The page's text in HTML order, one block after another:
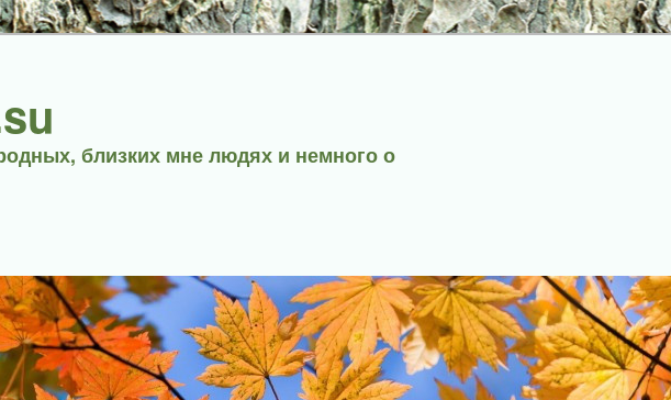
близких мне людях и немного о